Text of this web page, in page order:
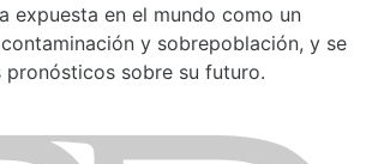
expuesta en el mundo como un
y sobrepoblación, y se
pronósticos sobre su futuro.